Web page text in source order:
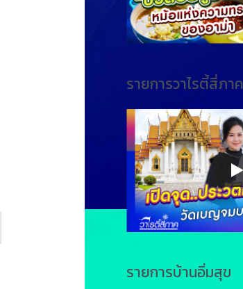
รายการวาไรตี้สี่ภาค
รายการบ้านอิ่มสุข